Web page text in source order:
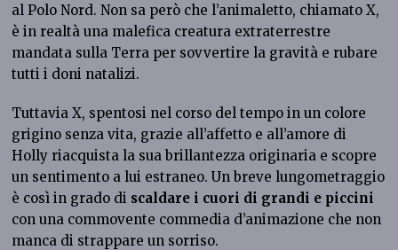
al Polo Nord. Non sa però che l’animaletto, chiamato X,
è in realtà una malefica creatura extraterrestre
mandata sulla Terra per sovvertire la gravità e rubare
tutti i doni natalizi.
Tuttavia X, spentosi nel corso del tempo in un colore
grigino senza vita, grazie all’affetto e all’amore di
Holly riacquista la sua brillantezza originaria e scopre
un sentimento a lui estraneo. Un breve lungometraggio
è così in grado di scaldare i cuori di grandi e piccini
con una commovente commedia d’animazione che non
manca di strappare un sorriso.